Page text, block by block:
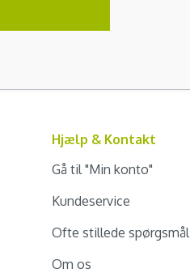
Hjælp & Kontakt
Gå til "Min konto"
Kundeservice
Ofte stillede spørgsmål
Om os